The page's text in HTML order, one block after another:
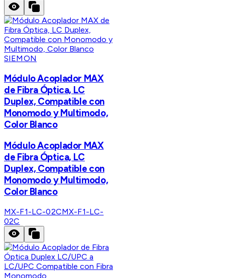
SIEMON
Módulo Acoplador MAX
de Fibra Óptica, LC
Duplex, Compatible con
Monomodo y Multimodo,
Color Blanco
Módulo Acoplador MAX
de Fibra Óptica, LC
Duplex, Compatible con
Monomodo y Multimodo,
Color Blanco
MX-F1-LC-02CMX-F1-LC-
02C